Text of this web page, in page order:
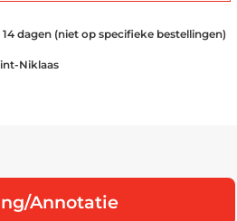
dagen (niet op specifieke bestellingen)
Niklaas
Annotatie